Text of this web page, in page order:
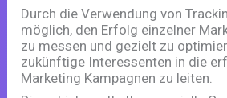
Durch die Verwendung von
möglich, den Erfolg einzelner
zu messen und gezielt zu
zukünftige Interessenten in die
Marketing Kampagnen zu leiten.